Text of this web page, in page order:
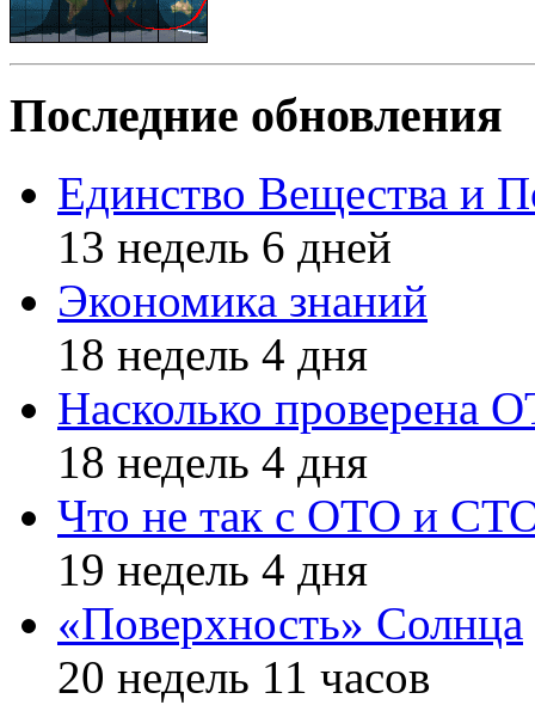
Последние обновления
Единство Вещества и
13 недель 6 дней
Экономика знаний
18 недель 4 дня
Насколько проверена
18 недель 4 дня
Что не так с ОТО и
19 недель 4 дня
«Поверхность» Солнца
20 недель 11 часов